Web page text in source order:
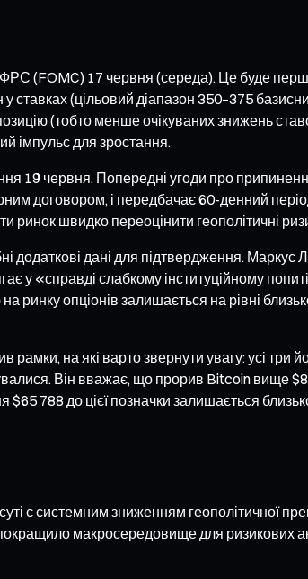
(FOMC) 17 червня (середа). Це буде перше
ставках (цільовий діапазон 350–375
(тобто менше очікуваних знижень
імпульс для зростання.
19 червня. Попередні угоди про
договором, і передбачає 60-денний
ринок швидко переоцінити геополітичні
додаткові дані для підтвердження.
у «справді слабкому інституційному
ринку опціонів залишається на рівні
на які варто звернути увагу: усі три
Він вважає, що прорив Bitcoin вище
788 до цієї позначки залишається
системним зниженням геополітичної
макросередовище для ризикових